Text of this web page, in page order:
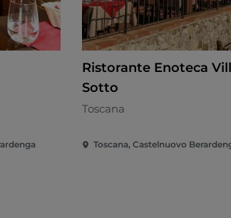
Ristorante Enoteca
Sotto
Toscana
Toscana, Castelnuovo